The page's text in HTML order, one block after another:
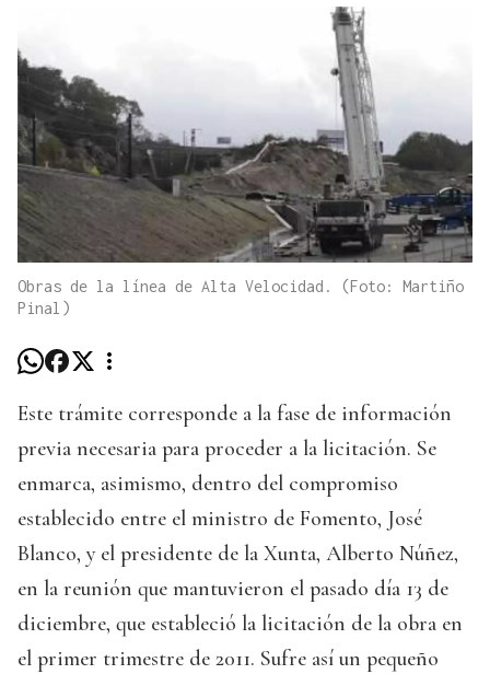
Obras de la línea de Alta Velocidad. (Foto: Martiño
Pinal)
Este trámite corresponde a la fase de información
previa necesaria para proceder a la licitación. Se
enmarca, asimismo, dentro del compromiso
establecido entre el ministro de Fomento, José
Blanco, y el presidente de la Xunta, Alberto Núñez,
en la reunión que mantuvieron el pasado día 13 de
diciembre, que estableció la licitación de la obra en
el primer trimestre de 2011. Sufre así un pequeño